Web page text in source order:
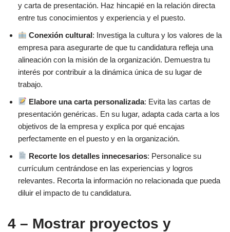
y carta de presentación. Haz hincapié en la relación directa
entre tus conocimientos y experiencia y el puesto.
Conexión cultural: Investiga la cultura y los valores de la
empresa para asegurarte de que tu candidatura refleja una
alineación con la misión de la organización. Demuestra tu
interés por contribuir a la dinámica única de su lugar de
trabajo.
Elabore una carta personalizada: Evita las cartas de
presentación genéricas. En su lugar, adapta cada carta a los
objetivos de la empresa y explica por qué encajas
perfectamente en el puesto y en la organización.
Recorte los detalles innecesarios: Personalice su
currículum centrándose en las experiencias y logros
relevantes. Recorta la información no relacionada que pueda
diluir el impacto de tu candidatura.
4 – Mostrar proyectos y